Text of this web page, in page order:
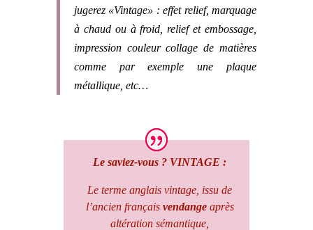
jugerez «Vintage» : effet relief, marquage
à chaud ou à froid, relief et embossage,
impression couleur collage de matières
comme par exemple une plaque
métallique, etc…
Le saviez-vous ? VINTAGE :
Le terme anglais vintage, issu de
l’ancien français vendangeaprès
altération sémantique,